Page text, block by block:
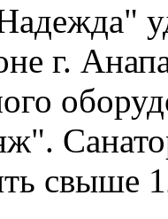
г.
свыше